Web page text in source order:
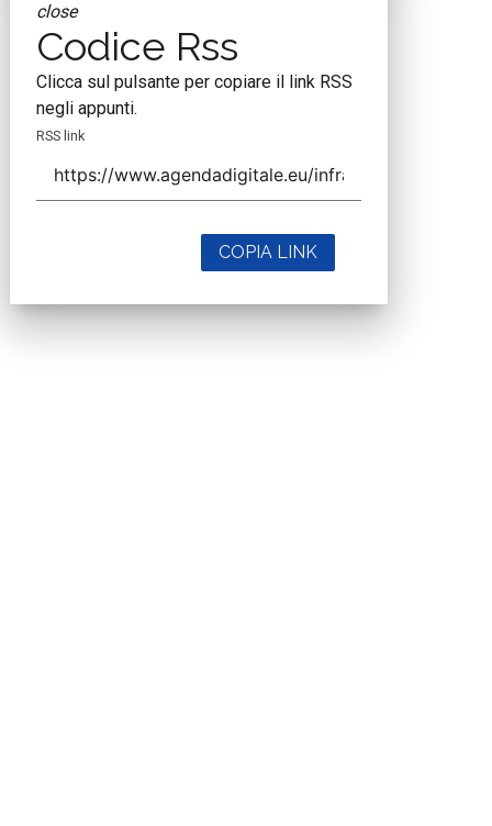
close
Codice Rss
Clicca sul pulsante per copiare il link RSS
negli appunti.
RSS link
COPIA LINK